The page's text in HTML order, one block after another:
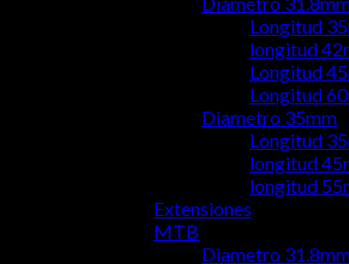
Longitud
longitud
Longitud
Longitud
Diametro 35mm
Longitud
longitud
longitud
Extensiones
MTB
Diametro